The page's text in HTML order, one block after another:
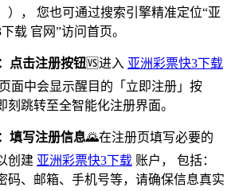
）， 您也可通过搜索引擎精准定位“亚
载 官网”访问首页。
点击注册按钮🆚进入 亚洲彩票快3下载
面中会显示醒目的「立即注册」按
刻跳转至全智能化注册界面。
填写注册信息🌄在注册页填写必要的
创建 亚洲彩票快3下载 账户， 包括：
码、邮箱、手机号等，请确保信息真实